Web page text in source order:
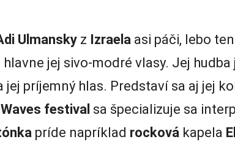
Ulmansky z Izraela asi páči, lebo
jej sivo-modré vlasy. Jej
príjemný hlas. Predstaví sa aj jej
Waves festival sa špecializuje sa
príde napríklad rocková kapela